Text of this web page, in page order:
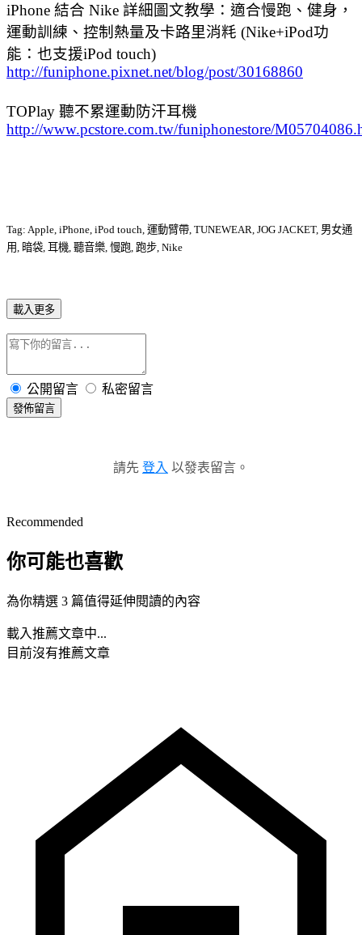
iPhone 結合 Nike 詳細圖文教學：適合慢跑、健身，
運動訓練、控制熱量及卡路里消粍 (Nike+iPod功
能：也支援iPod touch)
http://funiphone.pixnet.net/blog/post/30168860
TOPlay 聽不累運動防汗耳機
http://www.pcstore.com.tw/funiphonestore/
Tag: Apple, iPhone, iPod touch, 運動臂帶, TUNEWEAR, JOG JACKET, 男女通
用, 暗袋, 耳機, 聽音樂, 慢跑, 跑步, Nike
載入更多
公開留言 私密留言
發佈留言
請先 登入 以發表留言。
Recommended
你可能也喜歡
為你精選 3 篇值得延伸閱讀的內容
載入推薦文章中...
目前沒有推薦文章